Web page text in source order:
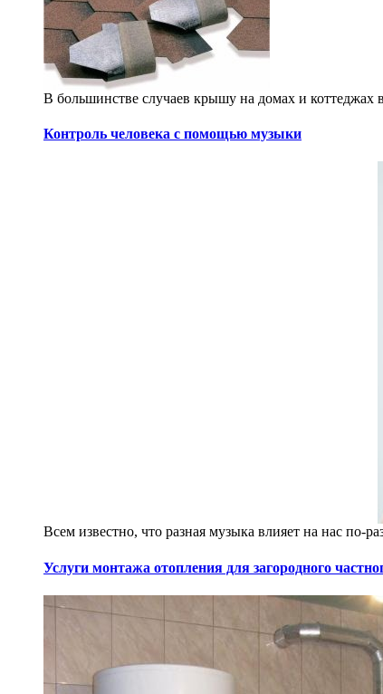
В большинстве случаев крышу на домах и коттеджах
Контроль человека с помощью музыки
Всем известно, что разная музыка влияет на нас по-
Услуги монтажа отопления для загородного